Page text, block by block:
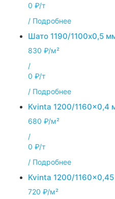
0 ₽/т
/ Подробнее
Шато 1190/1100x0,5
830 ₽/м²
/
0 ₽/т
/ Подробнее
Kvinta 1200/1160x0,4
680 ₽/м²
/
0 ₽/т
/ Подробнее
Kvinta 1200/
720 ₽/м²